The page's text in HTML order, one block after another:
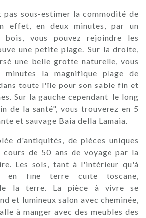
pas sous-estimer la commodité de
effet, en deux minutes, par un
bois, vous pouvez rejoindre les
une petite plage. Sur la droite,
une belle grotte naturelle, vous
minutes la magnifique plage de
toute l'île pour son sable fin et
Sur la gauche cependant, le long
de la santé", vous trouverez en 5
et sauvage Baia della Lamaia.
d'antiquités, de pièces uniques
cours de 50 ans de voyage par la
Les sols, tant à l'intérieur qu'à
en fine terre cuite toscane,
la terre. La pièce à vivre se
et lumineux salon avec cheminée,
à manger avec des meubles des